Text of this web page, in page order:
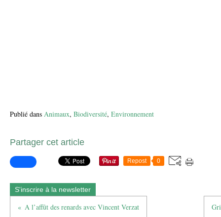
Publié dans Animaux, Biodiversité, Environnement
Partager cet article
Repost 0
S'inscrire à la newsletter
A l’affût des renards avec Vincent Verzat